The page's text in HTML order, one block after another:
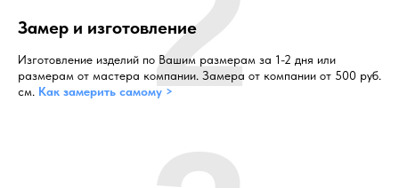
Замер и изготовление
Изготовление изделий по Вашим размерам за 1-2 дня или
размерам от мастера компании. Замера от компании от 500 руб.
см. Как замерить самому >